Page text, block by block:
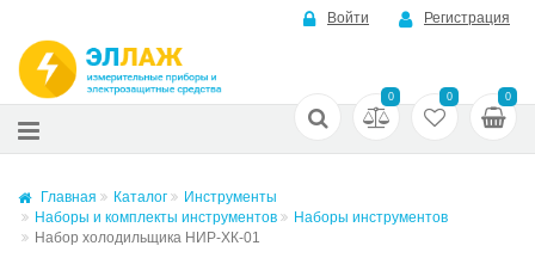
Войти Регистрация
0 0 0
Главная Каталог
Инструменты
Наборы и комплекты инструментов
Наборы инструментов
Набор холодильщика НИР-ХК-01